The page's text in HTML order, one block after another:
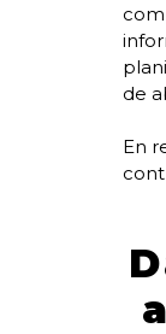
de
En